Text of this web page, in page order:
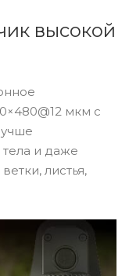
высокой
мкм с
тела и даже
листья,